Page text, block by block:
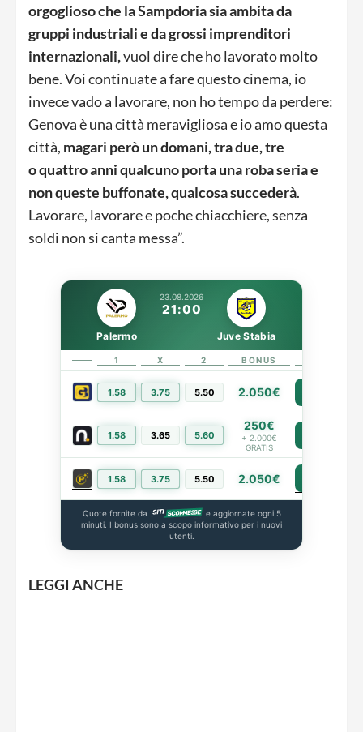
orgoglioso che la Sampdoria sia ambita da
gruppi industriali e da grossi imprenditori
internazionali,vuol dire che ho lavorato molto
bene. Voi continuate a fare questo cinema, io
invece vado a lavorare, non ho tempo da perdere:
Genova è una città meravigliosa e io amo questa
città, magari però un domani, tra due, tre
o quattro anni qualcuno porta una roba seria e
non queste buffonate, qualcosa succederà.
Lavorare, lavorare e poche chiacchiere, senza
soldi non si canta messa”.
23.08.2026
21:00
Palermo Juve Stabia
1 X 2 BONUS
1.58 3.75 5.50 2.050€
1.58 3.65 5.60
250€
+ 2.000€
GRATIS
1.58 3.75 5.50 2.050€
Quote fornite da
e aggiornate ogni 5
minuti. I bonus sono a scopo informativo per i nuovi
utenti.
LEGGI ANCHE